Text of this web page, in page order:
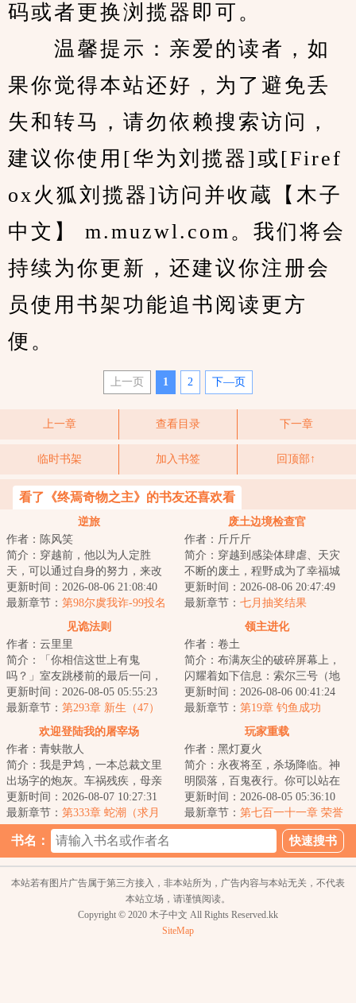
码或者更换浏揽器即可。
温馨提示：亲爱的读者，如
果你觉得本站还好，为了避免丢
失和转马，请勿依赖搜索访问，
建议你使用[华为刘揽器]或[Firef
ox火狐刘揽器]访问并收蔵【木子
中文】 m.muzwl.com。我们将会
持续为你更新，还建议你注册会
员使用书架功能追书阅读更方
便。
上一页 1 2 下—页
上一章 查看目录 下一章
临时书架 加入书签 回顶部↑
看了《终焉奇物之主》的书友还喜欢看
逆旅
作者：陈风笑
简介：穿越前，他以为人定胜
天，可以通过自身的努力，来改
变环境和阶层。穿越后才知道，
有些东西天生自带...
更新时间：2026-08-06 21:08:40
最新章节： 第98尔虞我诈-99投名
状（四更一万二求月票）
废土边境检查官
作者：斤斤斤
简介：穿越到感染体肆虐、天灾
不断的废土，程野成为了幸福城
的边境检查官。每一个想要加入
幸福城的幸存者...
更新时间：2026-08-06 20:47:49
最新章节： 七月抽奖结果
见诡法则
作者：云里里
简介：「你相信这世上有鬼
吗？」室友跳楼前的最后一问，
让鹿今朝被迫卷入一场无法言说
的恐怖循环。染血的...
更新时间：2026-08-05 05:55:23
最新章节： 第293章 新生（47）
领主进化
作者：卷土
简介：布满灰尘的破碎屏幕上，
闪耀着如下信息：索尔三号（地
球）垦殖域曾种植名单如下：三
叶虫：节肢动物...
更新时间：2026-08-06 00:41:24
最新章节： 第19章 钓鱼成功
欢迎登陆我的屠宰场
作者：青蚨散人
简介：我是尹鸩，一本总裁文里
出场字的炮灰。车祸残疾，母亲
惨死，最终没有尊严的‘被消失’这
是我的既定...
更新时间：2026-08-07 10:27:31
最新章节： 第333章 蛇潮（求月
玩家重载
作者：黑灯夏火
简介：永夜将至，杀场降临。神
明陨落，百鬼夜行。你可以站在
台前，向世人宣布时代浪潮的到
来，也可以隐匿...
更新时间：2026-08-05 05:36:10
最新章节： 第七百一十一章 荣誉
书名：
本站若有图片广告属于第三方接入，非本站所为，广告内容与本站无关，不代表
本站立场，请谨慎阅读。
Copyright © 2020 木子中文 All Rights Reserved.kk
SiteMap